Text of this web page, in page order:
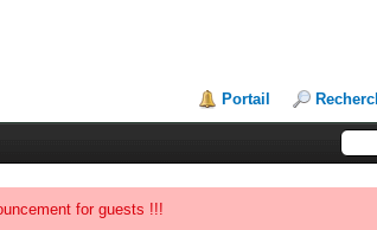
Portail
for guests !!!